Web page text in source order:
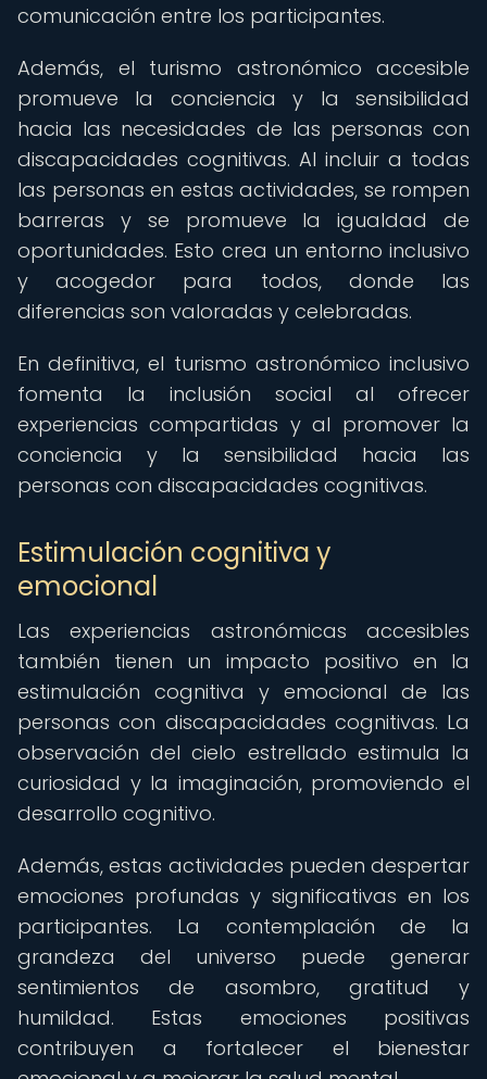
comunicación entre los participantes.
Además, el turismo astronómico accesible
promueve la conciencia y la sensibilidad
hacia las necesidades de las personas con
discapacidades cognitivas. Al incluir a todas
las personas en estas actividades, se rompen
barreras y se promueve la igualdad de
oportunidades. Esto crea un entorno inclusivo
y acogedor para todos, donde las
diferencias son valoradas y celebradas.
En definitiva, el turismo astronómico inclusivo
fomenta la inclusión social al ofrecer
experiencias compartidas y al promover la
conciencia y la sensibilidad hacia las
personas con discapacidades cognitivas.
Estimulación cognitiva y
emocional
Las experiencias astronómicas accesibles
también tienen un impacto positivo en la
estimulación cognitiva y emocional de las
personas con discapacidades cognitivas. La
observación del cielo estrellado estimula la
curiosidad y la imaginación, promoviendo el
desarrollo cognitivo.
Además, estas actividades pueden despertar
emociones profundas y significativas en los
participantes. La contemplación de la
grandeza del universo puede generar
sentimientos de asombro, gratitud y
humildad. Estas emociones positivas
contribuyen a fortalecer el bienestar